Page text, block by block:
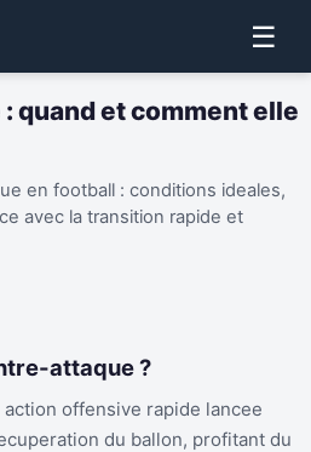
☰
quand et comment elle
en football : conditions ideales,
avec la transition rapide et
attaque ?
offensive rapide lancee
du ballon, profitant du